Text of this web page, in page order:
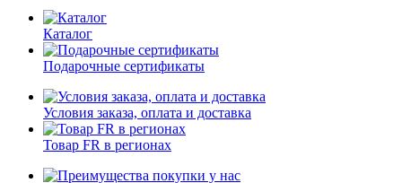
Каталог
Подарочные сертификаты
Условия заказа, оплата и доставка
Товар FR в регионах